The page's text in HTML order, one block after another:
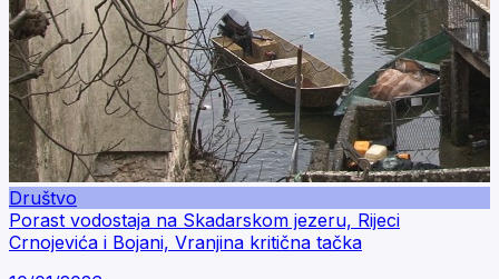
Društvo
Porast vodostaja na Skadarskom jezeru, Rijeci
Crnojevića i Bojani, Vranjina kritična tačka